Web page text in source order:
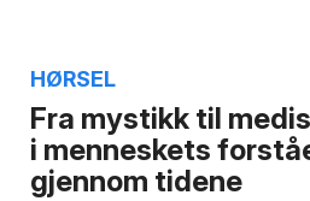
Fra mystikk til
i menneskets
gjennom tidene
HØRSEL